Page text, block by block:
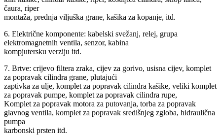
čaura, riper
montaža, prednja viljuška grane, kašika za kopanje, itd.
6. Električne komponente: kabelski svežanj, relej, grupa
elektromagnetnih ventila, senzor, kabina
kompjutersku verziju itd.
7. Brtve: crijevo filtera zraka, cijev za gorivo, usisna cijev, komplet
za popravak cilindra grane, plutajući
zaptivka za ulje, komplet za popravak cilindra kašike, veliki komplet
za popravak pumpe, komplet za popravak cilindra rupe,
Komplet za popravak motora za putovanja, torba za popravak
glavnog ventila, komplet za popravak središnjeg zgloba, hidraulična
pumpa
karbonski prsten itd.